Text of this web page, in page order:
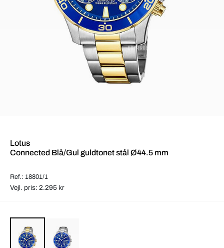
Lotus
Connected Blå/Gul guldtonet stål Ø44.5 mm
Ref.: 18801/1
Vejl. pris: 2.295 kr